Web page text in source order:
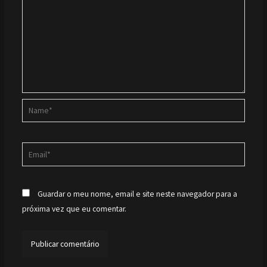
Name*
Guardar o meu nome, email e site neste navegador para a
próxima vez que eu comentar.